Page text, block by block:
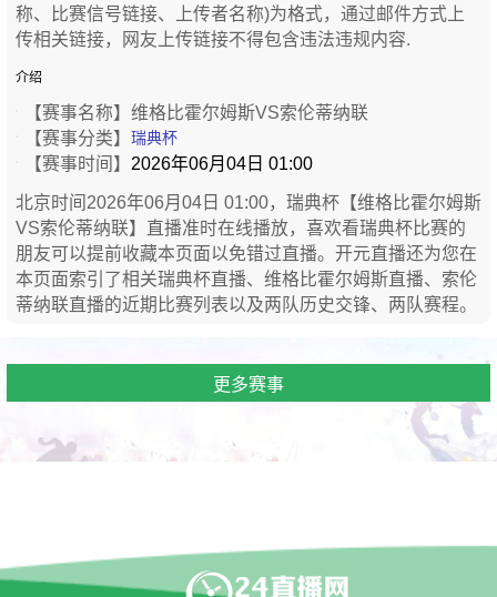
称、比赛信号链接、上传者名称)为格式，通过邮件方式上
传相关链接，网友上传链接不得包含违法违规内容.
介绍
【赛事名称】维格比霍尔姆斯VS索伦蒂纳联
【赛事分类】瑞典杯
【赛事时间】 2026年06月04日 01:00
北京时间2026年06月04日 01:00，瑞典杯【维格比霍尔姆斯
VS索伦蒂纳联】直播准时在线播放，喜欢看瑞典杯比赛的
朋友可以提前收藏本页面以免错过直播。开元直播还为您在
本页面索引了相关瑞典杯直播、维格比霍尔姆斯直播、索伦
蒂纳联直播的近期比赛列表以及两队历史交锋、两队赛程。
更多赛事